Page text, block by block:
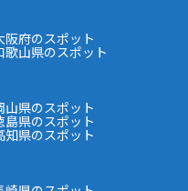
阪府のスポット
歌山県のスポット
山県のスポット
島県のスポット
知県のスポット